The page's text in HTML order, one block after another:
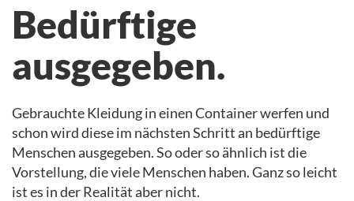
Bedürftige
ausgegeben.
Gebrauchte Kleidung in einen Container werfen und
schon wird diese im nächsten Schritt an bedürftige
Menschen ausgegeben. So oder so ähnlich ist die
Vorstellung, die viele Menschen haben. Ganz so leicht
ist es in der Realität aber nicht.